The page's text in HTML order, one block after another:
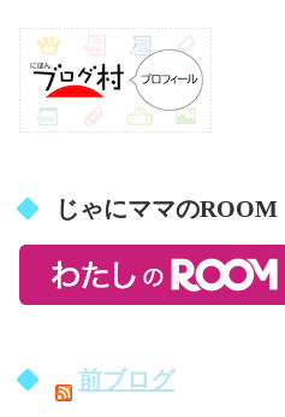
じゃにママのROOM
前ブログ